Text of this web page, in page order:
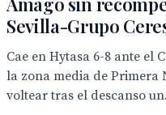
Sevilla-Grupo
Cae en Hytasa 6-8 ante el
la zona media de Primera
voltear tras el descanso